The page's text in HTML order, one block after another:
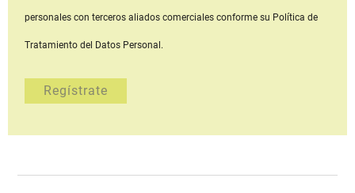
personales con terceros aliados comerciales conforme su Política de
Tratamiento del Datos Personal.